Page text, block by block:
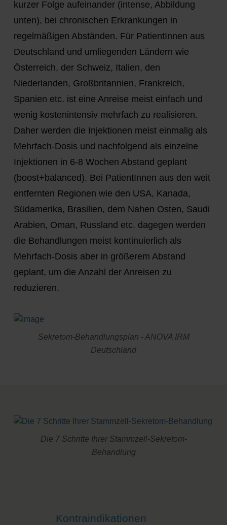
kurzer Folge aufeinander (intense, Abbildung
unten), bei chronischen Erkrankungen in
regelmäßigen Abständen. Für PatientInnen aus
Deutschland und umliegenden Ländern wie
Österreich, der Schweiz, Italien, den
Niederlanden, Großbritannien, Frankreich,
Spanien etc. ist eine Anreise meist einfach und
wenig kostenintensiv mehrfach zu realisieren.
Daher werden die Injektionen meist einmalig als
Mehrfach-Dosis und nachfolgend als einzelne
Injektionen in 6-8 Wochen Abstand geplant
(boost+balanced). Bei PatientInnen aus den weit
entfernten Regionen wie den USA, Kanada,
Südamerika, Brasilien, dem Nahen Osten, Saudi
Arabien, Oman, Russland etc. dagegen werden
die Behandlungen meist kontinuierlich als
Mehrfach-Dosis aber in größerem Abstand
geplant, um die Anzahl der Anreisen zu
reduzieren.
Sekretom-Behandlungsplan - ANOVA IRM
Deutschland
Die 7 Schritte Ihrer Stammzell-Sekretom-
Behandlung
Kontraindikationen